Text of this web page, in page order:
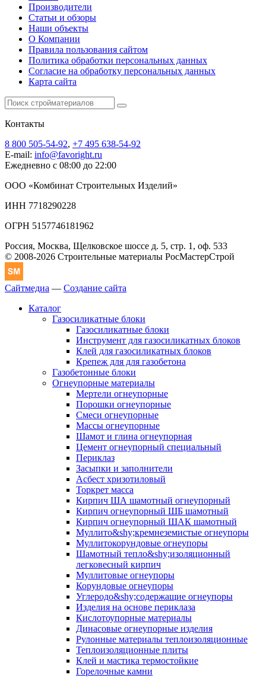
Производители
Статьи и обзоры
Наши объекты
О Компании
Правила пользования сайтом
Политика обработки персональных данных
Согласие на обработку персональных данных
Карта сайта
Контакты
8 800 505-54-92, +7 495 638-54-92
E-mail: info@favoright.ru
Ежедневно с 08:00 до 22:00
ООО «Комбинат Строительных Изделий»
ИНН 7718290228
ОГРН 5157746181962
Россия, Москва, Щелковское шоссе д. 5, стр. 1, оф. 533
© 2008-2026 Строительные материалы РосМастерСтрой
Сайтмедиа — Создание сайта
Каталог
Газосиликатные блоки
Газосиликатные блоки
Инструмент для газосиликатных блоков
Клей для газосиликатных блоков
Крепеж для для газобетона
Газобетонные блоки
Огнеупорные материалы
Мертели огнеупорные
Порошки огнеупорные
Смеси огнеупорные
Массы огнеупорные
Шамот и глина огнеупорная
Цемент огнеупорный специальный
Периклаз
Засыпки и заполнители
Асбест хризотиловый
Торкрет масса
Кирпич ША шамотный огнеупорный
Кирпич огнеупорный ШБ шамотный
Кирпич огнеупорный ШАК шамотный
Муллито&shy;­кремнеземистые огнеупоры
Муллито­корундовые огнеупоры
Шамотный тепло&shy;изоляционный
легковесный кирпич
Муллитовые огнеупоры
Корундовые огнеупоры
Углеродо&shy;содержащие огнеупоры
Изделия на основе периклаза
Кислотоупорные материалы
Динасовые огнеупорные изделия
Рулонные материалы теплоизоляционные
Тепло­изоляционные плиты
Клей и мастика термостойкие
Горелочные камни